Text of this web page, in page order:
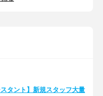
スタント】新規スタッフ大量